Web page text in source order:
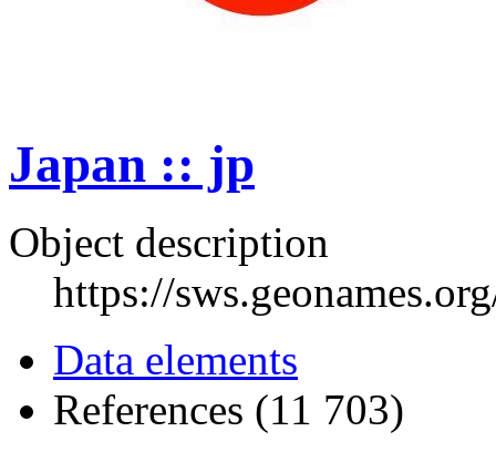
Japan :: jp
Object description
https://
Data elements
References (11 703)